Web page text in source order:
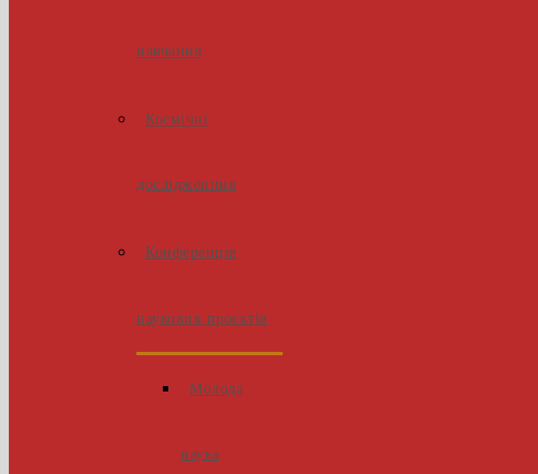
навчання
Космічні
дослідженння
Конференція
наукових проєктів
Молода
наука